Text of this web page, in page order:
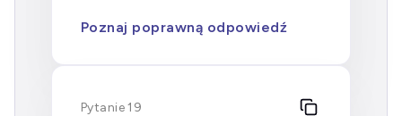
Poznaj poprawną odpowiedź
Pytanie 19